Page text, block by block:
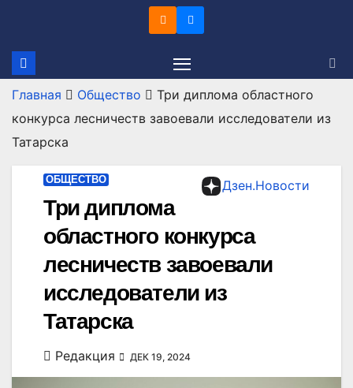
содержимому
Главная Общество
Три диплома областного
конкурса лесничеств завоевали исследователи из
Татарска
Дзен.Новости
ОБЩЕСТВО
Три диплома
областного конкурса
лесничеств завоевали
исследователи из
Татарска
Редакция ДЕК 19, 2024